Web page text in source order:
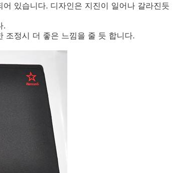
있습니다. 디자인은 지진이 일어나 갈라진듯
.
조정시 더 좋은 느낌을 줄 듯 합니다.